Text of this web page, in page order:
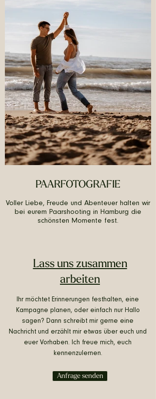
PAARFOTOGRAFIE
Voller Liebe, Freude und Abenteuer halten wir
bei eurem Paarshooting in Hamburg die
schönsten Momente fest.
Lass uns zusammen
arbeiten
Ihr möchtet Erinnerungen festhalten, eine
Kampagne planen, oder einfach nur Hallo
sagen? Dann schreibt mir gerne eine
Nachricht und erzählt mir etwas über euch und
euer Vorhaben. Ich freue mich, euch
kennenzulernen.
Anfrage senden